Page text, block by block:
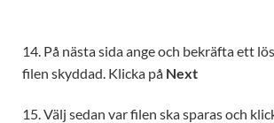
14. På nästa sida ange och bekräfta ett
filen skyddad. Klicka på Next
15. Välj sedan var filen ska sparas och